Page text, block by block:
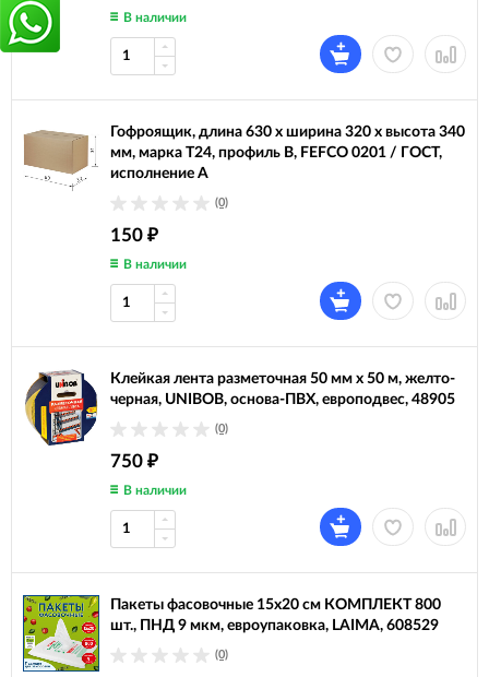
В наличии
Гофроящик, длина 630 х ширина 320 х высота 340
мм, марка Т24, профиль В, FEFCO 0201 / ГОСТ,
исполнение А
(0)
150 ₽
В наличии
Клейкая лента разметочная 50 мм х 50 м, желто-
черная, UNIBOB, основа-ПВХ, европодвес, 48905
(0)
750 ₽
В наличии
Пакеты фасовочные 15х20 см КОМПЛЕКТ 800
шт., ПНД 9 мкм, евроупаковка, LAIMA, 608529
(0)